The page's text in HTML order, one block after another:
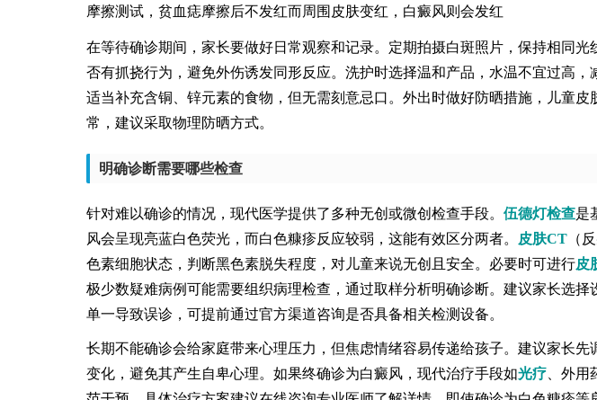
摩擦测试，贫血痣摩擦后不发红而周围皮肤变红，白癜风则会发红
在等待确诊期间，家长要做好日常观察和记录。定期拍摄白斑照片，保持相同
否有抓挠行为，避免外伤诱发同形反应。洗护时选择温和产品，水温不宜过高，
适当补充含铜、锌元素的食物，但无需刻意忌口。外出时做好防晒措施，儿童
常，建议采取物理防晒方式。
明确诊断需要哪些检查
针对难以确诊的情况，现代医学提供了多种无创或微创检查手段。 伍德灯检查是
风会呈现亮蓝白色荧光，而白色糠疹反应较弱，这能有效区分两者。
皮肤CT（
色素细胞状态，判断黑色素脱失程度，对儿童来说无创且安全。必要时可进行皮
极少数疑难病例可能需要组织病理检查，通过取样分析明确诊断。建议家长选
单一导致误诊，可提前通过官方渠道咨询是否具备相关检测设备。
长期不能确诊会给家庭带来心理压力，但焦虑情绪容易传递给孩子。建议家长
变化，避免其产生自卑心理。如果终确诊为白癜风，现代治疗手段如光疗、外用